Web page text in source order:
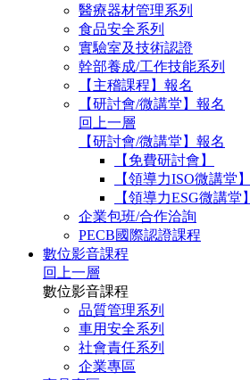
醫療器材管理系列
食品安全系列
實驗室及技術認證
幹部養成/工作技能系列
【主稽課程】報名
【研討會/微講堂】報名
回上一層
【研討會/微講堂】報名
【免費研討會】
【領導力ISO微講堂】
【領導力ESG微講堂】
企業包班/合作洽詢
PECB國際認證課程
數位影音課程
回上一層
數位影音課程
品質管理系列
車用安全系列
社會責任系列
企業專區